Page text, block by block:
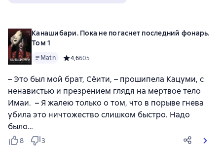
Канашибари. Пока не погаснет последний фонарь.
Том 1
Matn Средний рейтинг 4,6 на основе 605 оценок
4,6605
– Это был мой брат, Сёити, – прошипела Кацуми, с
ненавистью и презрением глядя на мертвое тело
Имаи. – Я жалею только о том, что в порыве гнева
убила это ничтожество слишком быстро. Надо
было…
8 3